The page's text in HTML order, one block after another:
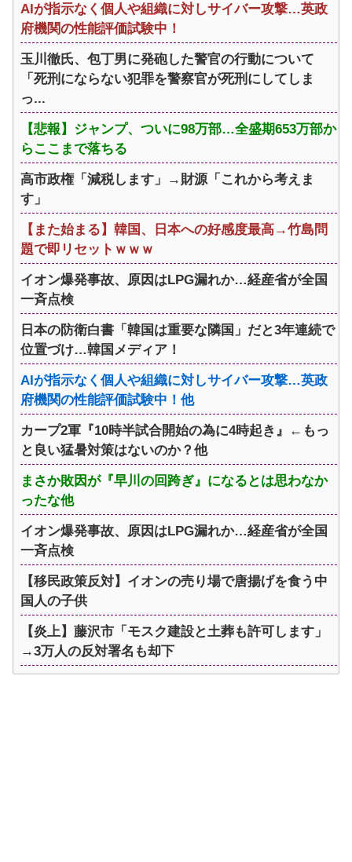
AIが指示なく個人や組織に対しサイバー攻撃…英政
府機関の性能評価試験中！
玉川徹氏、包丁男に発砲した警官の行動について
「死刑にならない犯罪を警察官が死刑にしてしま
っ...
【悲報】ジャンプ、ついに98万部…全盛期653万部か
らここまで落ちる
高市政権「減税します」→財源「これから考えま
す」
【また始まる】韓国、日本への好感度最高→竹島問
題で即リセットｗｗｗ
イオン爆発事故、原因はLPG漏れか…経産省が全国
一斉点検
日本の防衛白書「韓国は重要な隣国」だと3年連続で
位置づけ…韓国メディア！
AIが指示なく個人や組織に対しサイバー攻撃…英政
府機関の性能評価試験中！他
カープ2軍『10時半試合開始の為に4時起き』←もっ
と良い猛暑対策はないのか？他
まさか敗因が『早川の回跨ぎ』になるとは思わなか
ったな他
イオン爆発事故、原因はLPG漏れか…経産省が全国
一斉点検
【移民政策反対】イオンの売り場で唐揚げを食う中
国人の子供
【炎上】藤沢市「モスク建設と土葬も許可します」
→3万人の反対署名も却下